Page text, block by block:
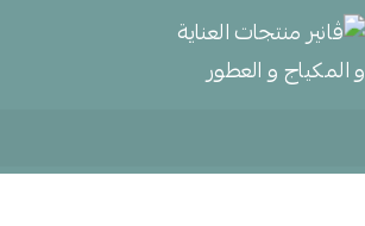
ڤانير منتجات العناية و المكياج